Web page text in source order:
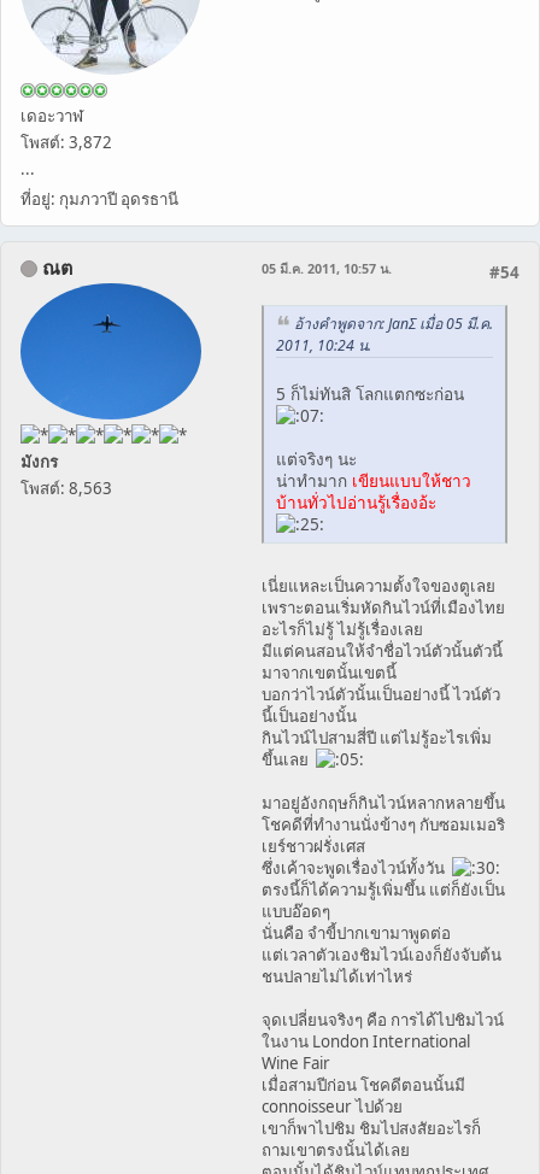
เดอะวาฬ
โพสต์: 3,872
...
ที่อยู่: กุมภวาปี อุดรธานี
ณต
มังกร
โพสต์: 8,563
#54
05 มี.ค. 2011, 10:57 น.
อ้างคำพูดจาก: JanΣ เมื่อ 05 มี.ค.
2011, 10:24 น.
5 ก็ไม่ทันสิ โลกแตกซะก่อน
แต่จริงๆ นะ
น่าทำมาก เขียนแบบให้ชาว
บ้านทั่วไปอ่านรู้เรื่องอ้ะ
เนี่ยแหละเป็นความตั้งใจของตูเลย
เพราะตอนเริ่มหัดกินไวน์ที่เมืองไทย
อะไรก็ไม่รู้ ไม่รู้เรื่องเลย
มีแต่คนสอนให้จำชื่อไวน์ตัวนั้นตัวนี้
มาจากเขตนั้นเขตนี้
บอกว่าไวน์ตัวนั้นเป็นอย่างนี้ ไวน์ตัว
นี้เป็นอย่างนั้น
กินไวน์ไปสามสี่ปี แต่ไม่รู้อะไรเพิ่ม
ขึ้นเลย
มาอยู่อังกฤษก็กินไวน์หลากหลายขึ้น
โชคดีที่ทำงานนั่งข้างๆ กับซอมเมอริ
เยร์ชาวฝรั่งเศส
ซึ่งเค้าจะพูดเรื่องไวน์ทั้งวัน
ตรงนี้ก็ได้ความรู้เพิ่มขึ้น แต่ก็ยังเป็น
แบบอ๊อดๆ
นั่นคือ จำขี้ปากเขามาพูดต่อ
แต่เวลาตัวเองชิมไวน์เองก็ยังจับต้น
ชนปลายไม่ได้เท่าไหร่
จุดเปลี่ยนจริงๆ คือ การได้ไปชิมไวน์
ในงาน London International
Wine Fair
เมื่อสามปีก่อน โชคดีตอนนั้นมี
connoisseur ไปด้วย
เขาก็พาไปชิม ชิมไปสงสัยอะไรก็
ถามเขาตรงนั้นได้เลย